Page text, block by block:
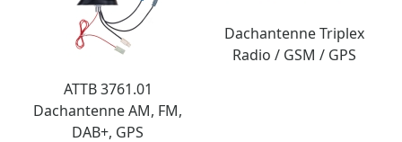
ATTB 3761.01
Dachantenne AM, FM,
DAB+, GPS
Dachantenne Triplex
Radio / GSM / GPS